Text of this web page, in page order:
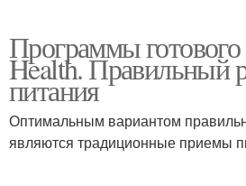
Программы
Health. Правильный
питания
Оптимальным вариантом
являются традиционные приемы